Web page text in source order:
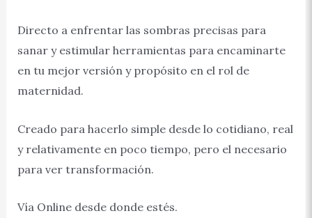
Directo a enfrentar las sombras precisas para
sanar y estimular herramientas para encaminarte
en tu mejor versión y propósito en el rol de
maternidad.
Creado para hacerlo simple desde lo cotidiano, real
y relativamente en poco tiempo, pero el necesario
para ver transformación.
Vía Online desde donde estés.